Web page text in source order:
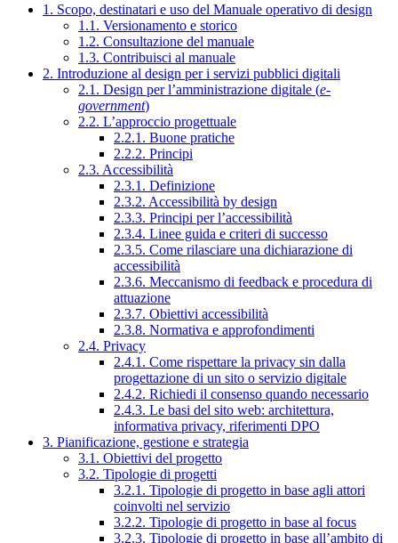
1. Scopo, destinatari e uso del Manuale operativo di design
1.1. Versionamento e storico
1.2. Consultazione del manuale
1.3. Contribuisci al manuale
2. Introduzione al design per i servizi pubblici digitali
2.1. Design per l’amministrazione digitale (e-
government)
2.2. L’approccio progettuale
2.2.1. Buone pratiche
2.2.2. Principi
2.3. Accessibilità
2.3.1. Definizione
2.3.2. Accessibilità by design
2.3.3. Principi per l’accessibilità
2.3.4. Linee guida e criteri di successo
2.3.5. Come rilasciare una dichiarazione di
accessibilità
2.3.6. Meccanismo di feedback e procedura di
attuazione
2.3.7. Obiettivi accessibilità
2.3.8. Normativa e approfondimenti
2.4. Privacy
2.4.1. Come rispettare la privacy sin dalla
progettazione di un sito o servizio digitale
2.4.2. Richiedi il consenso quando necessario
2.4.3. Le basi del sito web: architettura,
informativa privacy, riferimenti DPO
3. Pianificazione, gestione e strategia
3.1. Obiettivi del progetto
3.2. Tipologie di progetti
3.2.1. Tipologie di progetto in base agli attori
coinvolti nel servizio
3.2.2. Tipologie di progetto in base al focus
3.2.3. Tipologie di progetto in base all’ambito di